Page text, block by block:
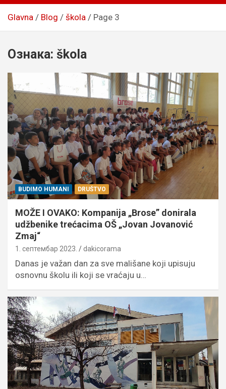
Glavna Blog škola Page 3
Ознака: škola
BUDIMO HUMANI DRUŠTVO
MOŽE I OVAKO: Kompanija „Brose” donirala
udžbenike trećacima OŠ „Jovan Jovanović
Zmaj“
1. септембар 2023. dakicorama
Danas je važan dan za sve mališane koji upisuju
osnovnu školu ili koji se vraćaju u…